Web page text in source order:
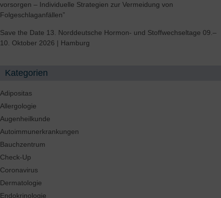
vorsorgen – Individuelle Strategien zur Vermeidung von
Folgeschlaganfällen”
Save the Date 13. Norddeutsche Hormon- und Stoffwechseltage 09.–
10. Oktober 2026 | Hamburg
Kategorien
Adipositas
Allergologie
Augenheilkunde
Autoimmunerkrankungen
Bauchzentrum
Check-Up
Coronavirus
Dermatologie
Endokrinologie